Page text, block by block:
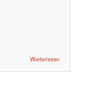
Weiterlesen